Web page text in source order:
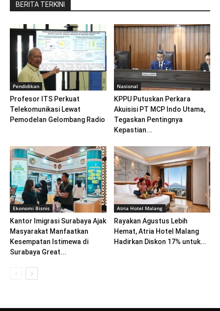
BERITA TERKINI
Pendidikan
Profesor ITS Perkuat
Telekomunikasi Lewat
Pemodelan Gelombang Radio
Nasional
KPPU Putuskan Perkara
Akuisisi PT MCP Indo Utama,
Tegaskan Pentingnya
Kepastian...
Ekonomi Bisnis
Kantor Imigrasi Surabaya Ajak
Masyarakat Manfaatkan
Kesempatan Istimewa di
Surabaya Great...
Atria Hotel Malang
Rayakan Agustus Lebih
Hemat, Atria Hotel Malang
Hadirkan Diskon 17% untuk...